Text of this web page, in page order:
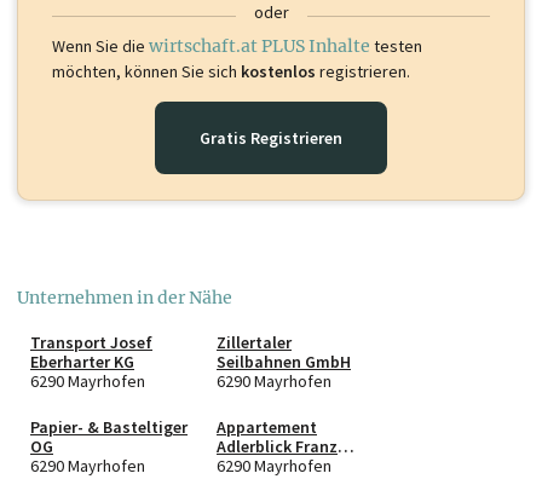
oder
Wenn Sie die wirtschaft.at PLUS Inhalte testen
möchten, können Sie sich kostenlos registrieren.
Gratis Registrieren
Unternehmen in der Nähe
Transport Josef
Eberharter KG
6290 Mayrhofen
Zillertaler
Seilbahnen GmbH
6290 Mayrhofen
Papier- & Basteltiger
OG
6290 Mayrhofen
Appartement
Adlerblick Franz
Obermair KG
6290 Mayrhofen